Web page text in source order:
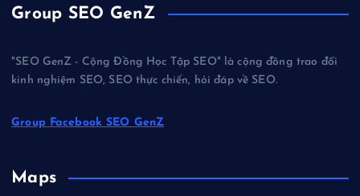
Group SEO GenZ
"SEO GenZ - Cộng Đồng Học Tập SEO" là cộng đồng trao đổi
kinh nghiệm SEO, SEO thực chiến, hỏi đáp về SEO.
Group Facebook SEO GenZ
Maps